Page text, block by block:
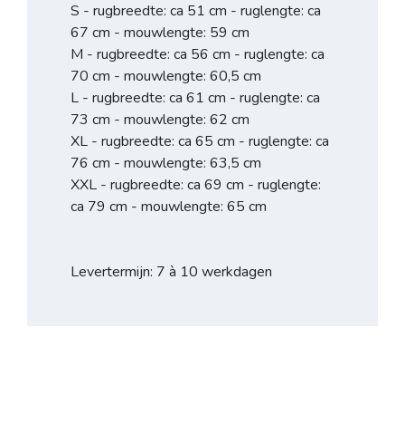
S - rugbreedte: ca 51 cm - ruglengte: ca
67 cm - mouwlengte: 59 cm
M - rugbreedte: ca 56 cm - ruglengte: ca
70 cm - mouwlengte: 60,5 cm
L - rugbreedte: ca 61 cm - ruglengte: ca
73 cm - mouwlengte: 62 cm
XL - rugbreedte: ca 65 cm - ruglengte: ca
76 cm - mouwlengte: 63,5 cm
XXL - rugbreedte: ca 69 cm - ruglengte:
ca 79 cm - mouwlengte: 65 cm
Levertermijn: 7 à 10 werkdagen